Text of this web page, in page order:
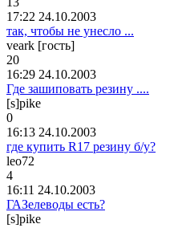
17:22 24.10.2003
так, чтобы не унесло ...
veark [гость]
20
16:29 24.10.2003
Где зашиповать резину ....
[s]pike
0
16:13 24.10.2003
где купить R17 резину б/у?
leo72
4
16:11 24.10.2003
ГАЗелеводы есть?
[s]pike